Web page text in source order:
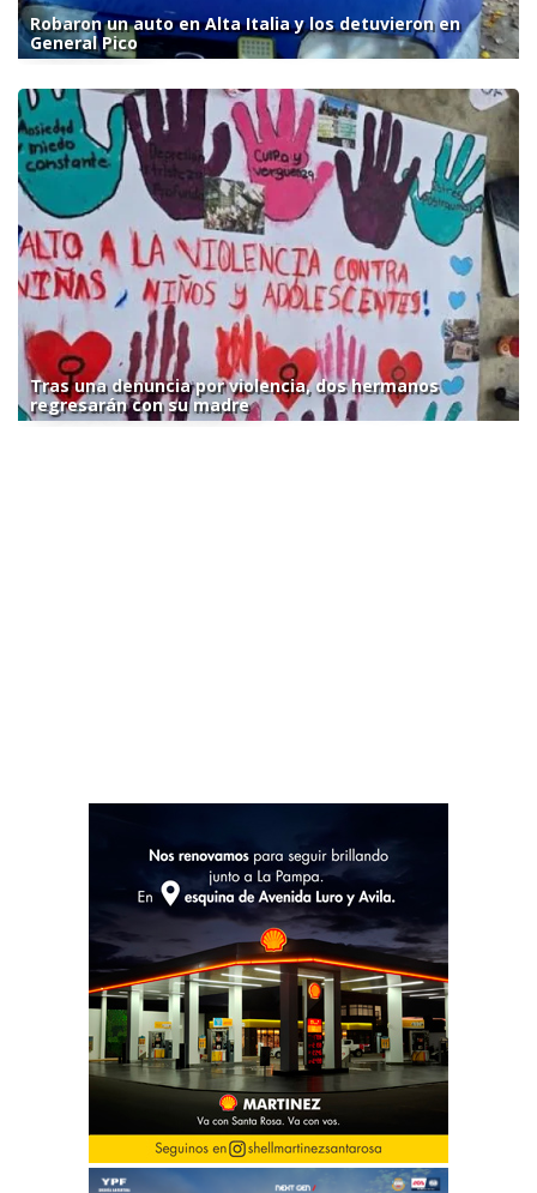
Robaron un auto en Alta Italia y los detuvieron en
General Pico
Tras una denuncia por violencia, dos hermanos
regresarán con su madre